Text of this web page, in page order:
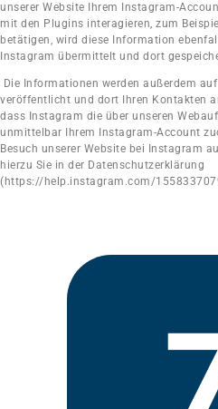
unserer Website Ihrem Instagram-
mit den Plugins interagieren, zum
betätigen, wird diese Information
Instagram übermittelt und dort
Die Informationen werden außerdem
veröffentlicht und dort Ihren Kontakten
dass Instagram die über unseren
unmittelbar Ihrem Instagram-Account
Besuch unserer Website bei Instagram
hierzu Sie in der Datenschutzerklärung
(https://help.instagram.com/